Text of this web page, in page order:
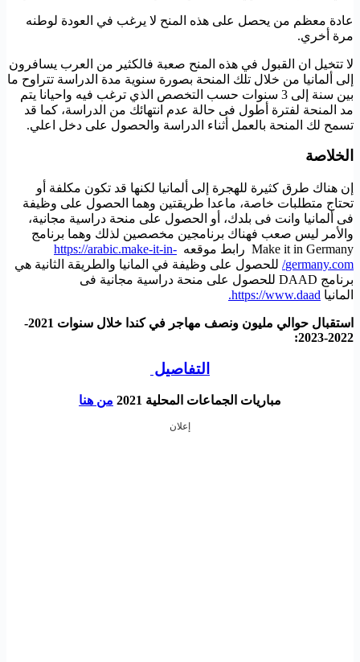
عادة معظم من يحصل على هذه المنح لا يرغب في العودة لوطنه
مرة أخري.
لا تتخيل ان القبول في هذه المنح صعبة فالكثير من العرب يسافرون
إلى ألمانيا من خلال تلك المنحة بصورة سنوية مدة الدراسة تتراوح ما
بين سنة إلى 3 سنوات حسب التخصص الذي ترغب فيه واحيانا يتم
مد المنحة لفترة أطول فى حالة عدم انتهائك من الدراسة، كما قد
تسمح لك المنحة بالعمل أثناء الدراسة والحصول على دخل اعلي.
الخلاصة
إن هناك طرق كثيرة للهجرة إلى ألمانيا لكنها قد تكون مكلفة أو
تحتاج متطلبات خاصة، ماعدا طريقتين وهما الحصول على وظيفة
فى ألمانيا وانت فى بلدك، أو الحصول على منحة دراسية مجانية،
والأمر ليس صعب فهناك برنامجين مخصصين لذلك وهما برنامج
Make it in Germany رابط موقعه
https://arabic.make-it-in-
germany.com/ للحصول على وظيفة في المانيا والطريقة الثانية هي
برنامج DAAD للحصول على منحة دراسية مجانية فى
المانيا https://www.daad.
استقبال حوالي مليون ونصف مهاجر في كندا خلال سنوات 2021-
2022-2023:
التفاصيل
مباريات الجماعات المحلية 2021 من هنا
إعلان